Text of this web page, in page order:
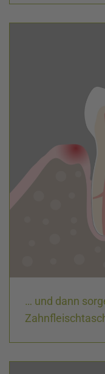
… und dann